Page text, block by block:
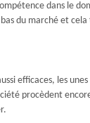
dans le
du marché et
efficaces, les
procèdent